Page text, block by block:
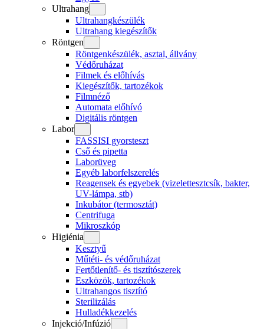
Ultrahang
Ultrahangkészülék
Ultrahang kiegészítők
Röntgen
Röntgenkészülék, asztal, állvány
Védőruházat
Filmek és előhívás
Kiegészítők, tartozékok
Filmnéző
Automata előhívó
Digitális röntgen
Labor
FASSISI gyorsteszt
Cső és pipetta
Laborüveg
Egyéb laborfelszerelés
Reagensek és egyebek (vizelettesztcsík, bakter,
UV-lámpa, stb)
Inkubátor (termosztát)
Centrifuga
Mikroszkóp
Higiénia
Kesztyű
Műtéti- és védőruházat
Fertőtlenítő- és tisztítószerek
Eszközök, tartozékok
Ultrahangos tisztító
Sterilizálás
Hulladékkezelés
Injekció/Infúzió